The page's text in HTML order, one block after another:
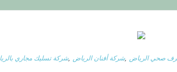
صحي الرياض ,شركة أفنان الرياض ,شركة تسليك مجاري